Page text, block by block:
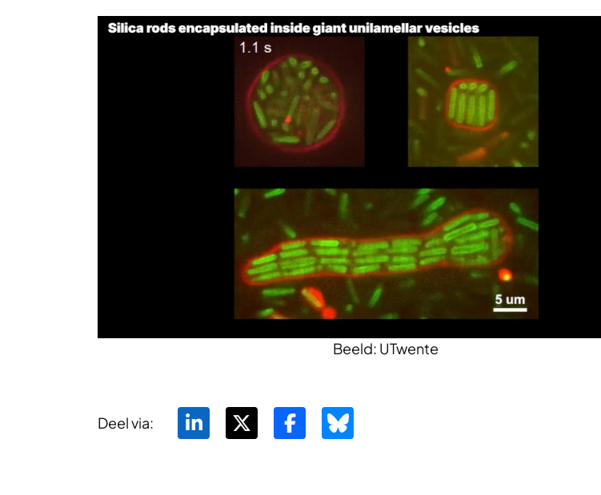
Beeld: UTwente
Deel via: